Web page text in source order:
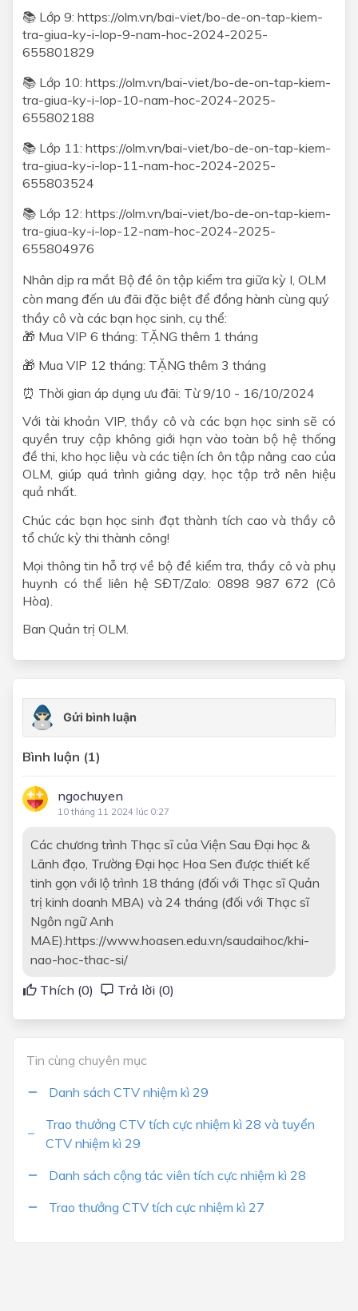
📚 Lớp 9: https://olm.vn/bai-viet/bo-de-on-tap-kiem-
tra-giua-ky-i-lop-9-nam-hoc-2024-2025-
655801829
📚 Lớp 10: https://olm.vn/bai-viet/bo-de-on-tap-kiem-
tra-giua-ky-i-lop-10-nam-hoc-2024-2025-
655802188
📚 Lớp 11: https://olm.vn/bai-viet/bo-de-on-tap-kiem-
tra-giua-ky-i-lop-11-nam-hoc-2024-2025-
655803524
📚 Lớp 12: https://olm.vn/bai-viet/bo-de-on-tap-kiem-
tra-giua-ky-i-lop-12-nam-hoc-2024-2025-
655804976
Nhân dịp ra mắt Bộ đề ôn tập kiểm tra giữa kỳ I, OLM
còn mang đến ưu đãi đặc biệt để đồng hành cùng quý
thầy cô và các bạn học sinh, cụ thể:
🎁 Mua VIP 6 tháng: TẶNG thêm 1 tháng
🎁 Mua VIP 12 tháng: TẶNG thêm 3 tháng
⏰ Thời gian áp dụng ưu đãi: Từ 9/10 - 16/10/2024
Với tài khoản VIP, thầy cô và các bạn học sinh sẽ có
quyền truy cập không giới hạn vào toàn bộ hệ thống
đề thi, kho học liệu và các tiện ích ôn tập nâng cao của
OLM, giúp quá trình giảng dạy, học tập trở nên hiệu
quả nhất.
Chúc các bạn học sinh đạt thành tích cao và thầy cô
tổ chức kỳ thi thành công!
Mọi thông tin hỗ trợ về bộ đề kiểm tra, thầy cô và phụ
huynh có thể liên hệ SĐT/Zalo: 0898 987 672 (Cô
Hòa).
Ban Quản trị OLM.
Bình luận (1)
ngochuyen
10 tháng 11 2024 lúc 0:27
Các chương trình Thạc sĩ của Viện Sau Đại học &
Lãnh đạo, Trường Đại học Hoa Sen được thiết kế
tinh gọn với lộ trình 18 tháng (đối với Thạc sĩ Quản
trị kinh doanh MBA) và 24 tháng (đối với Thạc sĩ
Ngôn ngữ Anh
MAE).https://www.hoasen.edu.vn/saudaihoc/khi-
nao-hoc-thac-si/
Thích (0) Trả lời (0)
Tin cùng chuyên mục
Danh sách CTV nhiệm kì 29
Trao thưởng CTV tích cực nhiệm kì 28 và tuyển
CTV nhiệm kì 29
Danh sách cộng tác viên tích cực nhiệm kì 28
Trao thưởng CTV tích cực nhiệm kì 27